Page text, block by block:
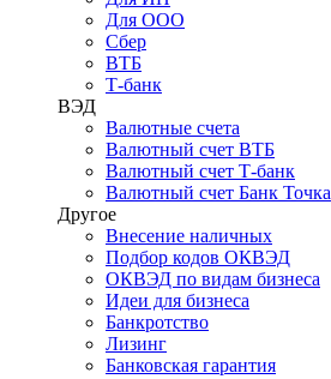
Для ООО
Сбер
ВТБ
Т-банк
ВЭД
Валютные счета
Валютный счет ВТБ
Валютный счет Т-банк
Валютный счет Банк Точка
Другое
Внесение наличных
Подбор кодов ОКВЭД
ОКВЭД по видам бизнеса
Идеи для бизнеса
Банкротство
Лизинг
Банковская гарантия